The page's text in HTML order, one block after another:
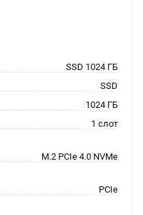
SSD 1024 ГБ
SSD
1024 ГБ
1 слот
M.2 PCIe 4.0 NVMe
PCIe